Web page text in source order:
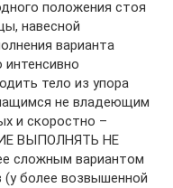
положения стоя
навесной
варианта
тело из упора
не владеющим
и скоростно –
ВЫПОЛНЯТЬ НЕ
сложным вариантом
(у более возвышенной